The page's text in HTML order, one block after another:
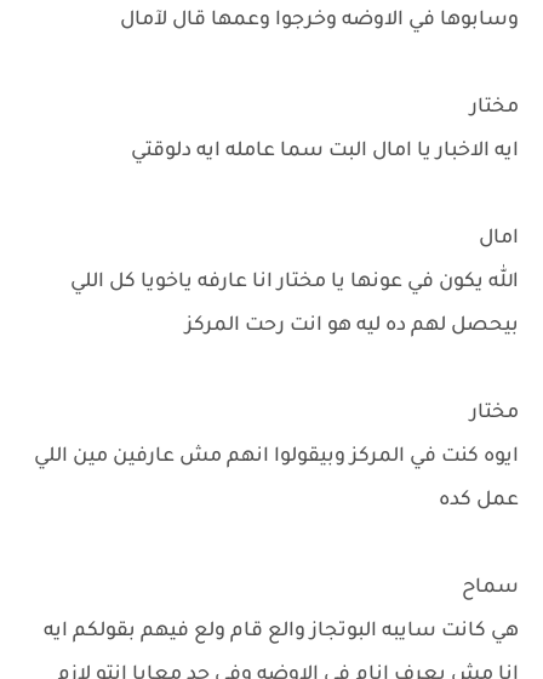
وسابوها في الاوضه وخرجوا وعمها قال لآمال
مختار
ايه الاخبار يا امال البت سما عامله ايه دلوقتي
امال
الله يكون في عونها يا مختار انا عارفه ياخويا كل اللي
بيحصل لهم ده ليه هو انت رحت المركز
مختار
ايوه كنت في المركز وبيقولوا انهم مش عارفين مين اللي
عمل كده
سماح
هي كانت سايبه البوتجاز والع قام ولع فيهم بقولكم ايه